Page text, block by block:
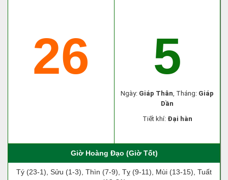
26 5
Ngày: Giáp Thân, Tháng: Giáp
Dần
Tiết khí: Đại hàn
Giờ Hoàng Đạo (Giờ Tốt)
Tý (23-1), Sửu (1-3), Thìn (7-9), Tỵ (9-11), Mùi (13-15), Tuất